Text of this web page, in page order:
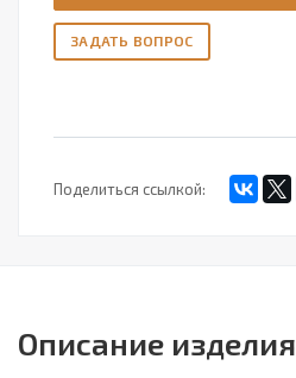
ЗАДАТЬ ВОПРОС
Поделиться ссылкой:
Описание изделия